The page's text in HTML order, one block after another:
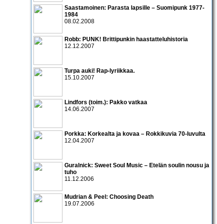
Saastamoinen: Parasta lapsille – Suomipunk 1977-
1984
08.02.2008
Robb: PUNK! Brittipunkin haastatteluhistoria
12.12.2007
Turpa auki! Rap-lyriikkaa.
15.10.2007
Lindfors (toim.): Pakko vatkaa
14.06.2007
Porkka: Korkealta ja kovaa – Rokkikuvia 70-luvulta
12.04.2007
Guralnick: Sweet Soul Music – Etelän soulin nousu ja
tuho
11.12.2006
Mudrian & Peel: Choosing Death
19.07.2006